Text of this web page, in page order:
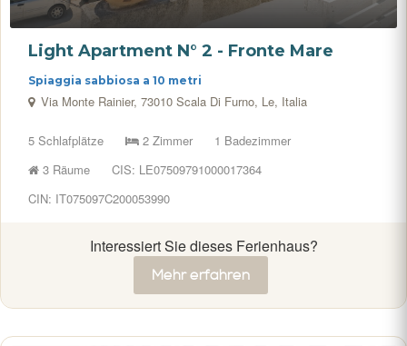
Light Apartment N° 2 - Fronte Mare
Spiaggia sabbiosa a 10 metri
Via Monte Rainier, 73010 Scala Di Furno, Le, Italia
5 Schlafplätze 2 Zimmer
1 Badezimmer
3 Räume
CIS: LE07509791000017364
CIN: IT075097C200053990
Interessiert Sie dieses Ferienhaus?
Mehr erfahren